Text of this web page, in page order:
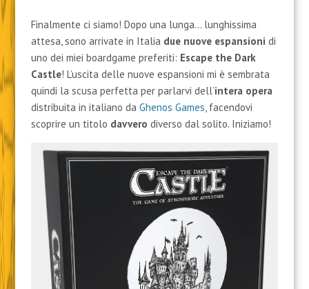
Finalmente ci siamo! Dopo una lunga… lunghissima
attesa, sono arrivate in Italia due nuove espansioni di
uno dei miei boardgame preferiti: Escape the Dark
Castle! L’uscita delle nuove espansioni mi è sembrata
quindi la scusa perfetta per parlarvi dell’intera opera
distribuita in italiano da Ghenos Games , facendovi
scoprire un titolo davvero diverso dal solito. Iniziamo!